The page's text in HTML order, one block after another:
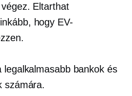
Eltarthat
hogy EV-
bankok és
számára.